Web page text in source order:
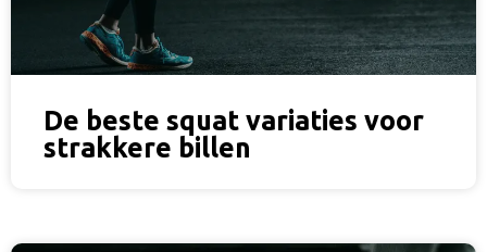
De beste squat variaties voor
strakkere billen